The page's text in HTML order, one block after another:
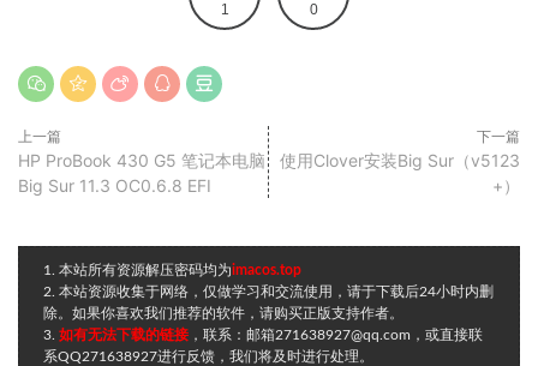
1 0
上一篇
HP ProBook 430 G5 笔记本电脑
Big Sur 11.3 OC0.6.8 EFI
下一篇
使用Clover安装Big Sur（v5123
+）
1. 本站所有资源解压密码均为imacos.top
2. 本站资源收集于网络，仅做学习和交流使用，请于下载后24小时内删
除。如果你喜欢我们推荐的软件，请购买正版支持作者。
3. 如有无法下载的链接 ，联系：邮箱271638927@qq.com，或直接联
系QQ271638927进行反馈，我们将及时进行处理。